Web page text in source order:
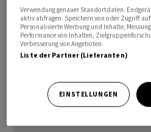
Am Nachmittag könnte dann
Konsumentenvertrauen der
wert sein. Der Indikator wird
konjunkturelle Lage in den USA
Verwendung genauer Standortdaten.
aktiv abfragen. Speichern von oder Zugriff
Personalisierte Werbung und Inhalte,
Performance von Inhalten,
Verbesserung von Angeboten.
Liste der Partner (Lieferanten)
EINSTELLUNGEN